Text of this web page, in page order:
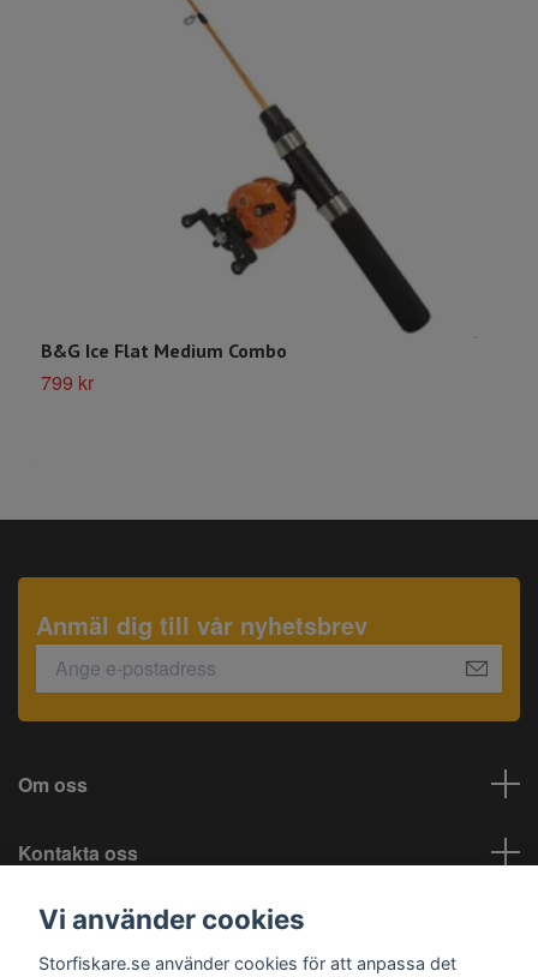
B&G Ice Flat Medium Combo
799 kr
Anmäl dig till vår nyhetsbrev
Om oss
Kontakta oss
Information
Vi använder cookies
Storfiskare.se använder cookies för att anpassa det